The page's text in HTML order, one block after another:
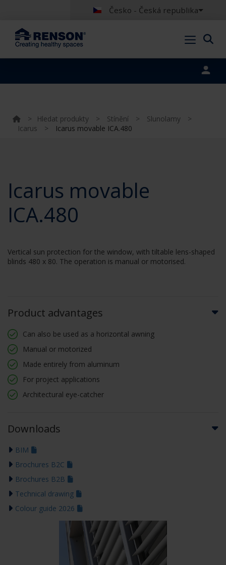
Česko - Česká republika
> Hledat produkty > Stínění > Slunolamy
>
Icarus
> Icarus movable ICA.480
Icarus movable
ICA.480
Vertical sun protection for the window, with tiltable lens-shaped
blinds 480 x 80. The operation is manual or motorised.
Product advantages
Can also be used as a horizontal awning
Manual or motorized
Made entirely from aluminum
For project applications
Architectural eye-catcher
Downloads
BIM
Brochures B2C
Brochures B2B
Technical drawing
Colour guide 2026